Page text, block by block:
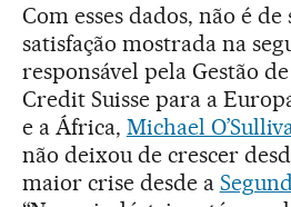
Com esses dados, não é
satisfação mostrada na
responsável pela Gestão
Credit Suisse para a
e a África, Michael
não deixou de crescer
maior crise desde a